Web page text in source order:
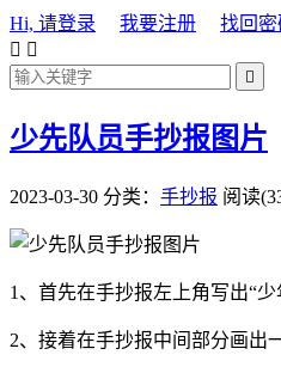
Hi, 请登录 我要注册
找回密
 

少先队员手抄报图片
2023-03-30 分类： 手抄报 阅读
1、首先在手抄报左上角写出“
2、接着在手抄报中间部分画出